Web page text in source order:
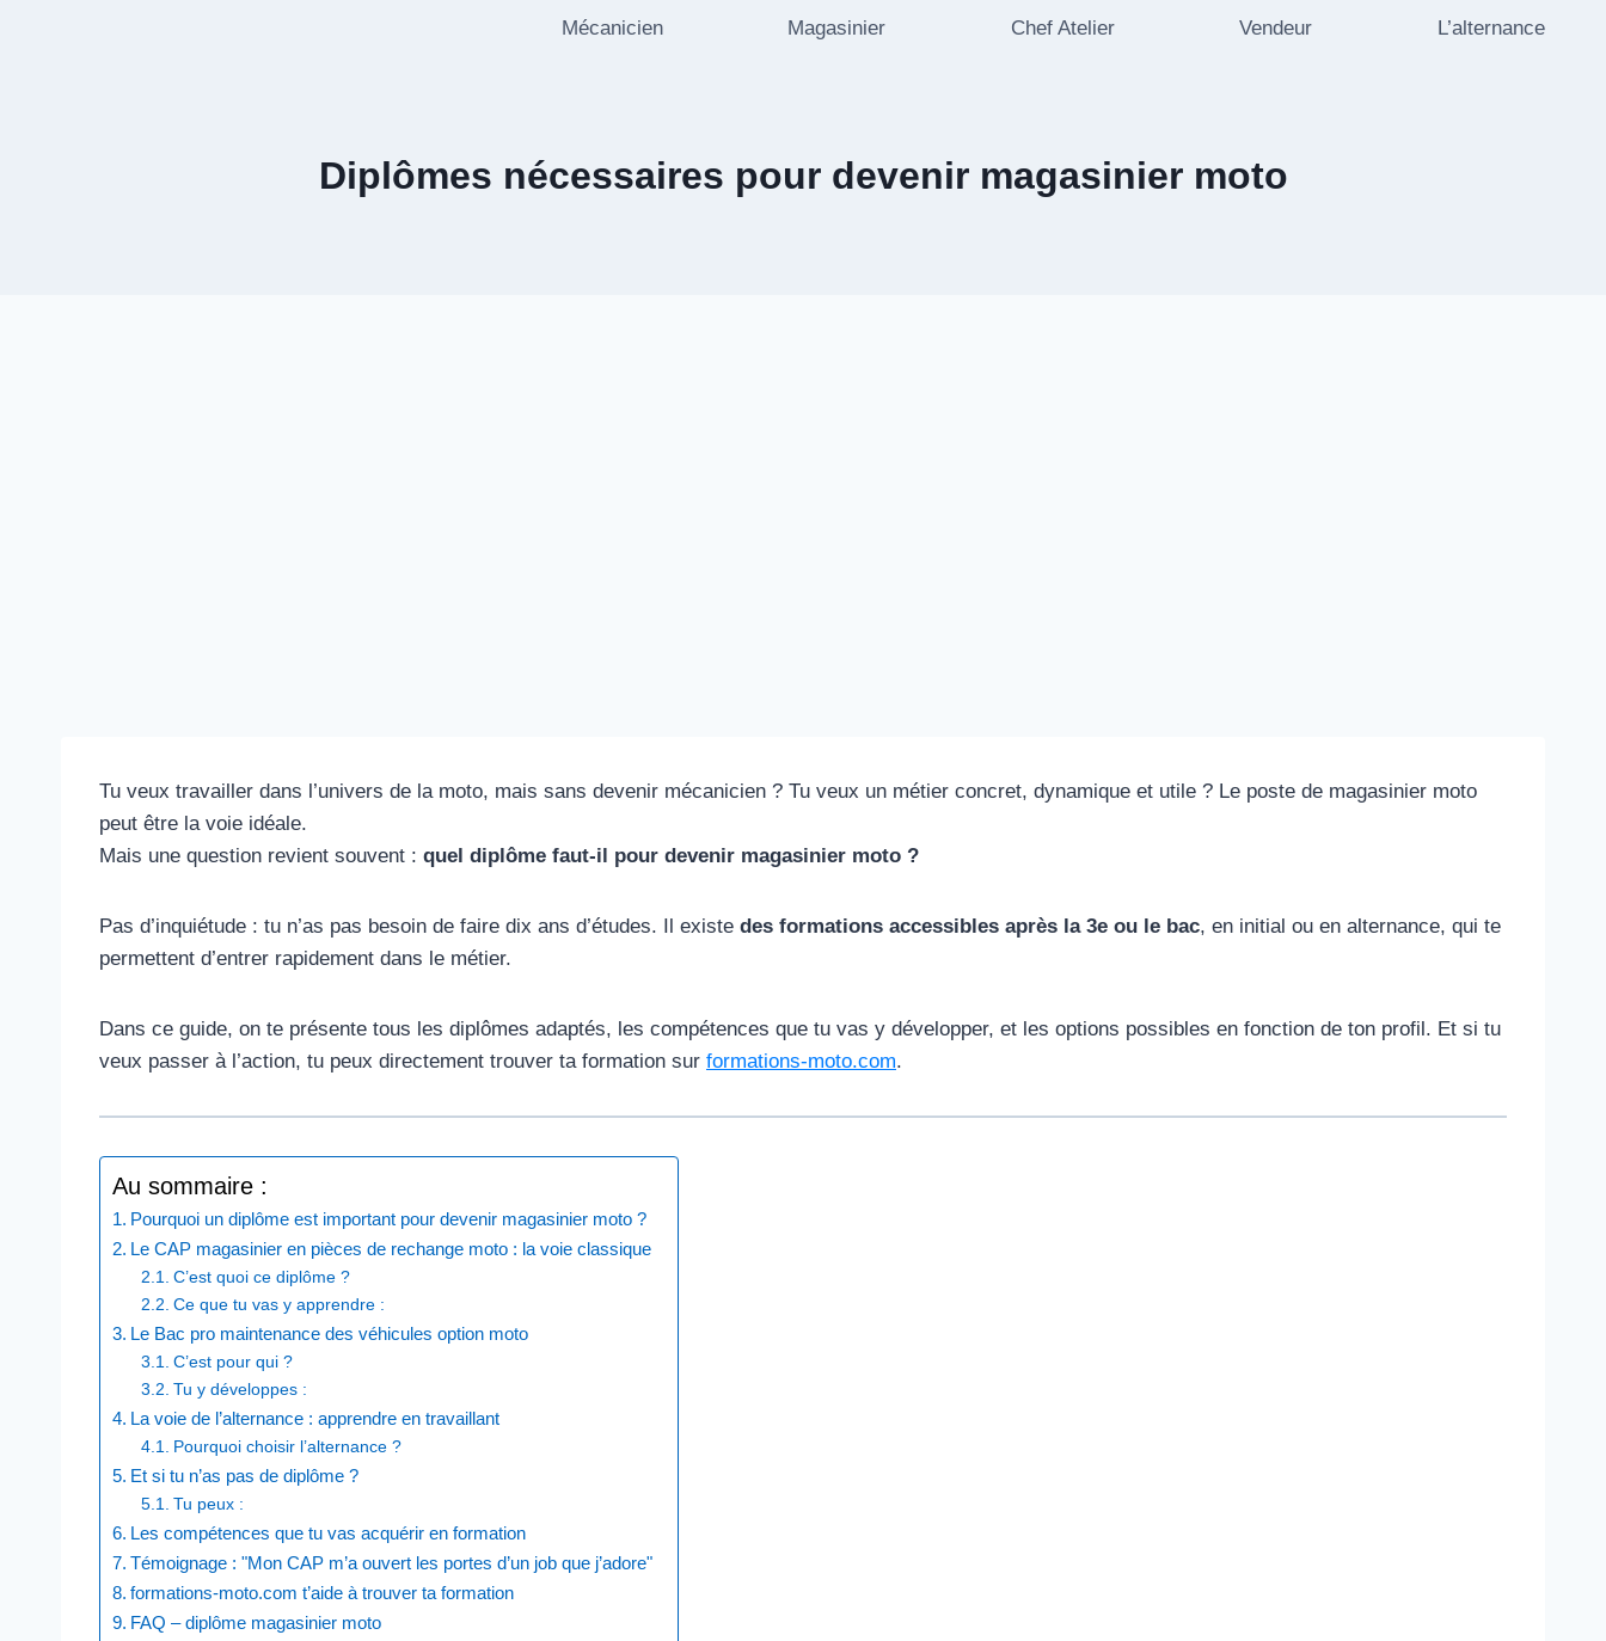
Mécanicien Magasinier Chef Atelier Vendeur L’alternance
Diplômes nécessaires pour devenir magasinier moto
Tu veux travailler dans l’univers de la moto, mais sans devenir mécanicien ? Tu veux un métier concret, dynamique et utile ? Le poste de magasinier moto
peut être la voie idéale.
Mais une question revient souvent : quel diplôme faut-il pour devenir magasinier moto ?
Pas d’inquiétude : tu n’as pas besoin de faire dix ans d’études. Il existe des formations accessibles après la 3e ou le bac, en initial ou en alternance, qui te
permettent d’entrer rapidement dans le métier.
Dans ce guide, on te présente tous les diplômes adaptés, les compétences que tu vas y développer, et les options possibles en fonction de ton profil. Et si tu
veux passer à l’action, tu peux directement trouver ta formation sur formations-moto.com.
Au sommaire :
Pourquoi un diplôme est important pour devenir magasinier moto ?
Le CAP magasinier en pièces de rechange moto : la voie classique
C’est quoi ce diplôme ?
Ce que tu vas y apprendre :
Le Bac pro maintenance des véhicules option moto
C’est pour qui ?
Tu y développes :
La voie de l’alternance : apprendre en travaillant
Pourquoi choisir l’alternance ?
Et si tu n’as pas de diplôme ?
Tu peux :
Les compétences que tu vas acquérir en formation
Témoignage : "Mon CAP m’a ouvert les portes d’un job que j’adore"
formations-moto.com t’aide à trouver ta formation
FAQ – diplôme magasinier moto